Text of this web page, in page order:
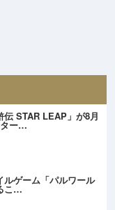
STAR LEAP」が8月
ター…
ルゲーム「パルワール
こ…